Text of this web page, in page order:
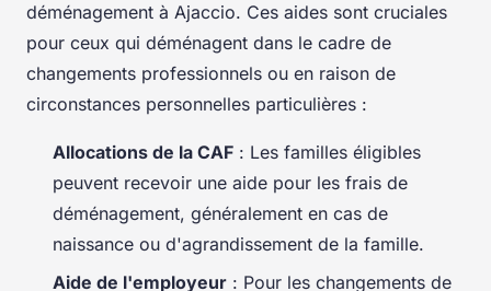
déménagement à Ajaccio. Ces aides sont cruciales
pour ceux qui déménagent dans le cadre de
changements professionnels ou en raison de
circonstances personnelles particulières :
Allocations de la CAF : Les familles éligibles
peuvent recevoir une aide pour les frais de
déménagement, généralement en cas de
naissance ou d'agrandissement de la famille.
Aide de l'employeur : Pour les changements de